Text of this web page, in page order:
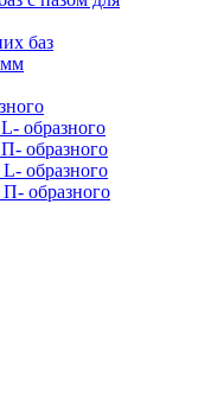
баз
образного
образного
образного
образного